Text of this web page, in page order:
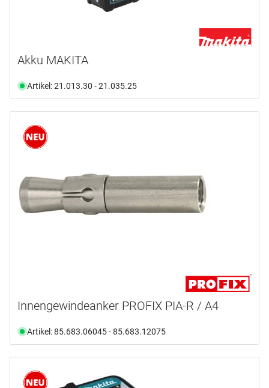
Akku MAKITA
Artikel: 21.013.30 - 21.035.25
Innengewindeanker PROFIX PIA-R / A4
Artikel: 85.683.06045 - 85.683.12075